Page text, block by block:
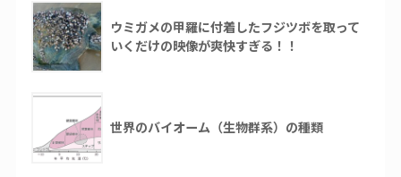
ウミガメの甲羅に付着したフジツボを取って
いくだけの映像が爽快すぎる！！
世界のバイオーム（生物群系）の種類